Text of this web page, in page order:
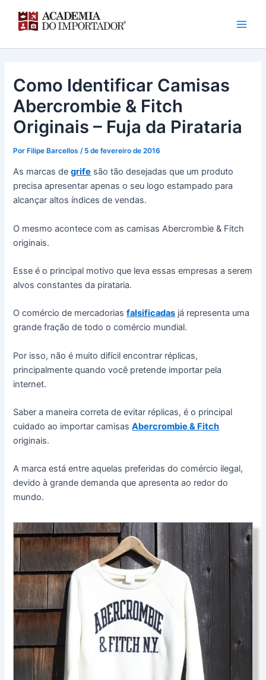
conteúdo
Como Identificar Camisas
Abercrombie & Fitch
Originais – Fuja da Pirataria
PorFilipe Barcellos/ 5 de fevereiro de 2016
As marcas degrife são tão desejadas que um produto
precisa apresentar apenas o seu logo estampado para
alcançar altos índices de vendas.
O mesmo acontece com as camisas Abercrombie & Fitch
originais.
Esse é o principal motivo que leva essas empresas a serem
alvos constantes da pirataria.
O comércio de mercadoriasfalsificadas já representa uma
grande fração de todo o comércio mundial.
Por isso, não é muito difícil encontrar réplicas,
principalmente quando você pretende importar pela
internet.
Saber a maneira correta de evitar réplicas, é o principal
cuidado ao importar camisasAbercrombie & Fitch
originais.
A marca está entre aquelas preferidas do comércio ilegal,
devido à grande demanda que apresenta ao redor do
mundo.